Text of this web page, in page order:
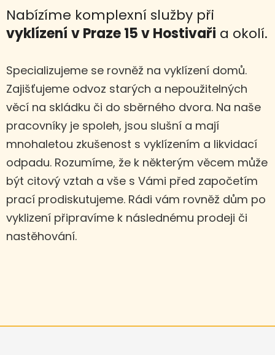
Nabízíme komplexní služby při
vyklízení v Praze 15 v Hostivaři a okolí.
Specializujeme se rovněž na vyklízení domů.
Zajišťujeme odvoz starých a nepoužitelných
věcí na skládku či do sběrného dvora. Na naše
pracovníky je spoleh, jsou slušní a mají
mnohaletou zkušenost s vyklízením a likvidací
odpadu. Rozumíme, že k některým věcem může
být citový vztah a vše s Vámi před započetím
prací prodiskutujeme. Rádi vám rovněž dům po
vyklizení připravíme k následnému prodeji či
nastěhování.